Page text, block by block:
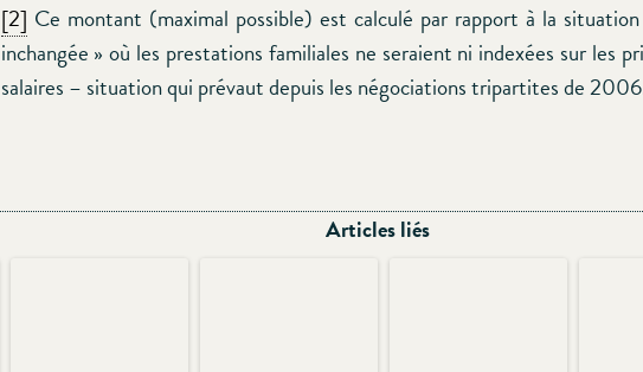
[2] Ce montant (maximal possible) est calculé par rapport à la
inchangée » où les prestations familiales ne seraient ni indexées sur les
salaires – situation qui prévaut depuis les négociations tripartites de
Articles liés